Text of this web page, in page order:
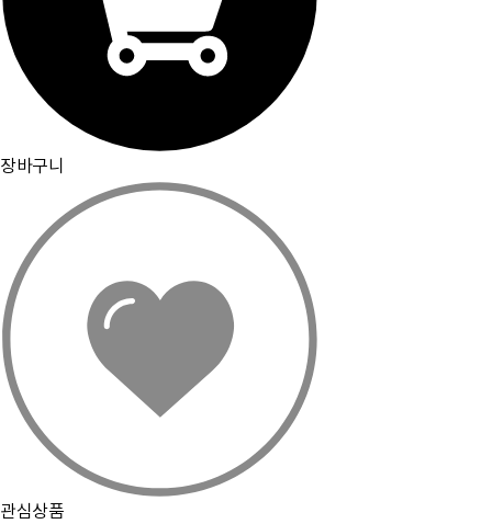
장바구니
관심상품